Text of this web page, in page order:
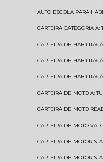
AUTO ESCOLA PARA
CARTEIRA CATEGORIA
CARTEIRA DE
CARTEIRA DE
CARTEIRA DE
CARTEIRA DE MOTO A:
CARTEIRA DE MOTO
CARTEIRA DE MOTO
CARTEIRA DE
CARTEIRA DE